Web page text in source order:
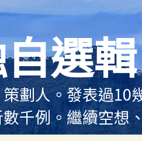
選輯
劃人。發表過10
千例。繼續空想